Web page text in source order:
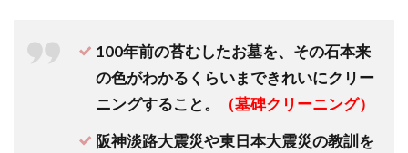
100年前の苔むしたお墓を、その石本来
の色がわかるくらいまできれいにクリー
ニングすること。
（墓碑クリーニング）
阪神淡路大震災や東日本大震災の教訓を